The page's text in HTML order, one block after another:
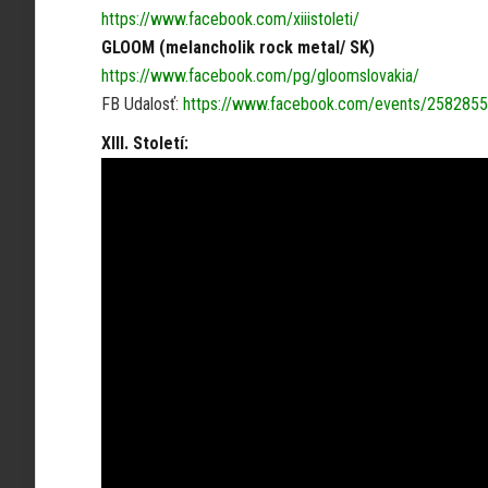
https://www.facebook.com/xiiistoleti/
GLOOM (melancholik rock metal/ SK)
https://www.facebook.com/pg/gloomslovakia/
FB Udalosť: https://www.facebook.com/events/
XIII. Století: